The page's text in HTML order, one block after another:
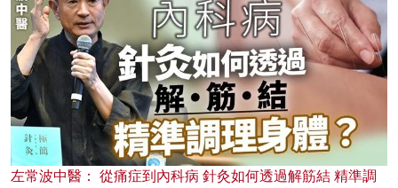
左常波中醫： 從痛症到內科病 針灸如何透過解筋結 精準調